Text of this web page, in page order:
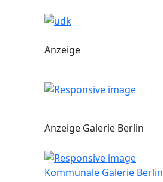
Anzeige
Anzeige Galerie Berlin
Kommunale Galerie Berlin